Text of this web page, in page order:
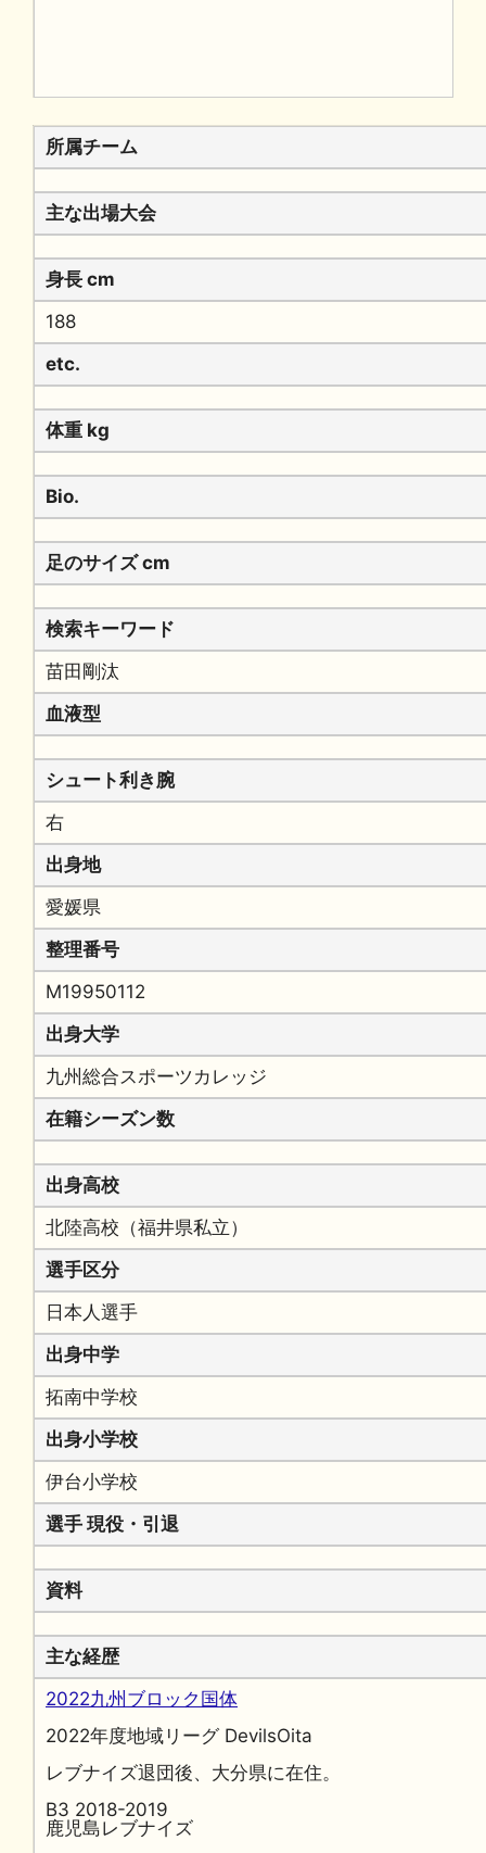
所属チーム
主な出場大会
身長 cm
188
etc.
体重 kg
Bio.
足のサイズ cm
検索キーワード
苗田剛汰
血液型
シュート利き腕
右
出身地
愛媛県
整理番号
M19950112
出身大学
九州総合スポーツカレッジ
在籍シーズン数
出身高校
北陸高校（福井県私立）
選手区分
日本人選手
出身中学
拓南中学校
出身小学校
伊台小学校
選手 現役・引退
資料
主な経歴
2022九州ブロック国体
2022年度地域リーグ DevilsOita
レブナイズ退団後、大分県に在住。
B3 2018-2019
鹿児島レブナイズ